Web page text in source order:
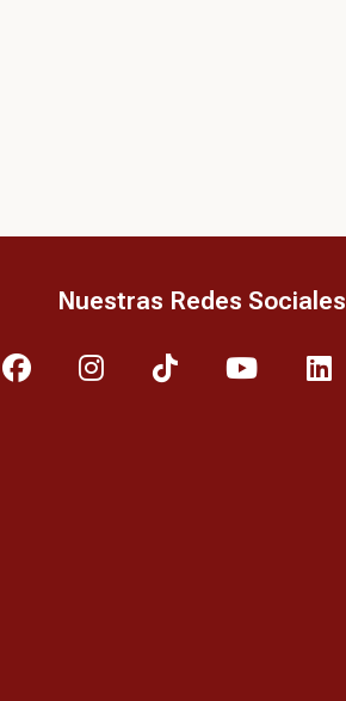
Nuestras Redes Sociales